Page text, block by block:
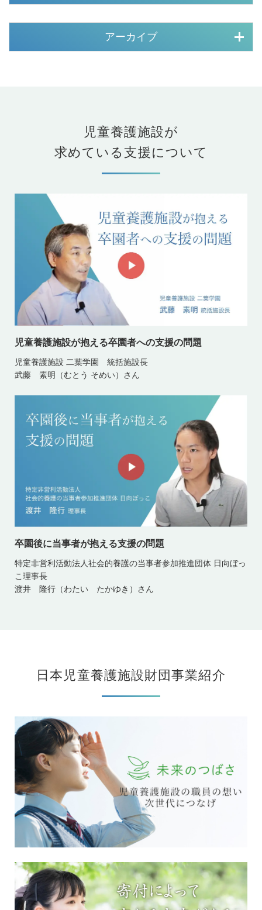
アーカイブ
児童養護施設が
求めている支援について
児童養護施設が抱える卒園者への支援の問題
児童養護施設 二葉学園 統括施設長
武藤 素明（むとう そめい）さん
卒園後に当事者が抱える支援の問題
特定非営利活動法人社会的養護の当事者参加推進団体 日向ぼっ
こ理事長
渡井 隆行（わたい たかゆき）さん
日本児童養護施設財団事業紹介